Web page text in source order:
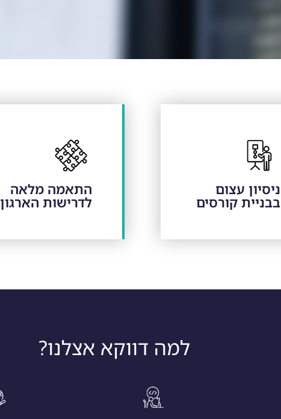
ניסיון עצום
בבניית קורסים
התאמה מלאה
לדרישות הארגון
למה דווקא אצלנו?